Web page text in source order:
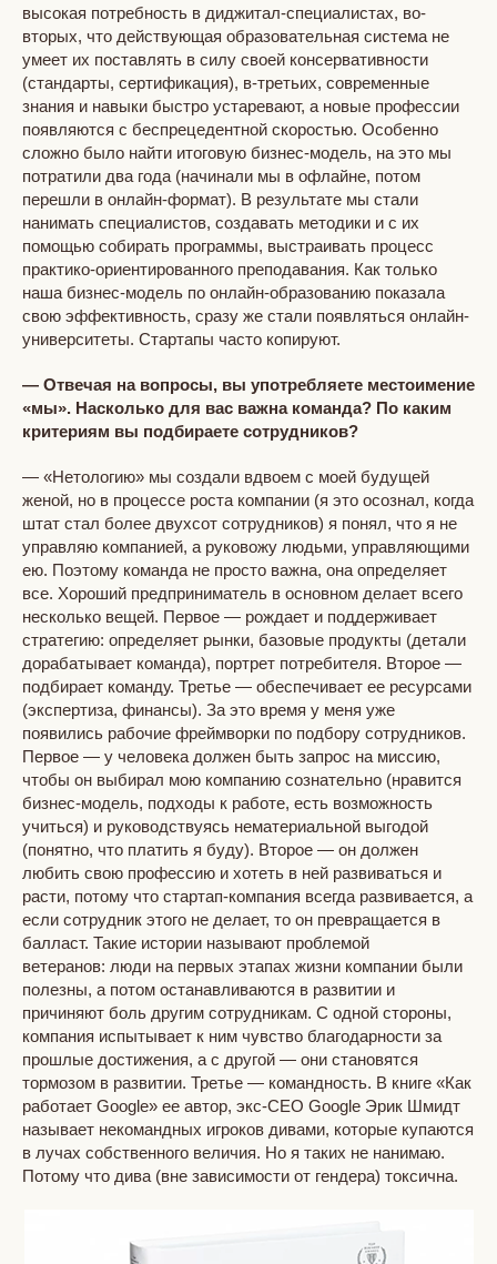
высокая потребность в диджитал-специалистах, во-
вторых, что действующая образовательная система не
умеет их поставлять в силу своей консервативности
(стандарты, сертификация), в-третьих, современные
знания и навыки быстро устаревают, а новые профессии
появляются с беспрецедентной скоростью. Особенно
сложно было найти итоговую бизнес-модель, на это мы
потратили два года (начинали мы в офлайне, потом
перешли в онлайн-формат). В результате мы стали
нанимать специалистов, создавать методики и с их
помощью собирать программы, выстраивать процесс
практико-ориентированного преподавания. Как только
наша бизнес-модель по онлайн-образованию показала
свою эффективность, сразу же стали появляться онлайн-
университеты. Стартапы часто копируют.
— Отвечая на вопросы, вы употребляете местоимение
«мы». Насколько для вас важна команда? По каким
критериям вы подбираете сотрудников?
— «Нетологию» мы создали вдвоем с моей будущей
женой, но в процессе роста компании (я это осознал, когда
штат стал более двухсот сотрудников) я понял, что я не
управляю компанией, а руковожу людьми, управляющими
ею. Поэтому команда не просто важна, она определяет
все. Хороший предприниматель в основном делает всего
несколько вещей. Первое — рождает и поддерживает
стратегию: определяет рынки, базовые продукты (детали
дорабатывает команда), портрет потребителя. Второе —
подбирает команду. Третье — обеспечивает ее ресурсами
(экспертиза, финансы). За это время у меня уже
появились рабочие фреймворки по подбору сотрудников.
Первое — у человека должен быть запрос на миссию,
чтобы он выбирал мою компанию сознательно (нравится
бизнес-модель, подходы к работе, есть возможность
учиться) и руководствуясь нематериальной выгодой
(понятно, что платить я буду). Второе — он должен
любить свою профессию и хотеть в ней развиваться и
расти, потому что стартап-компания всегда развивается, а
если сотрудник этого не делает, то он превращается в
балласт. Такие истории называют проблемой
ветеранов: люди на первых этапах жизни компании были
полезны, а потом останавливаются в развитии и
причиняют боль другим сотрудникам. С одной стороны,
компания испытывает к ним чувство благодарности за
прошлые достижения, а с другой — они становятся
тормозом в развитии. Третье — командность. В книге «Как
работает Google» ее автор, экс-CEO Google Эрик Шмидт
называет некомандных игроков дивами, которые купаются
в лучах собственного величия. Но я таких не нанимаю.
Потому что дива (вне зависимости от гендера) токсична.